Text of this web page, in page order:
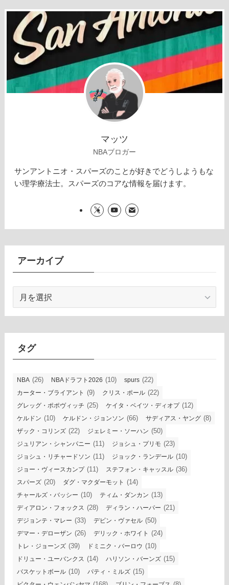
マッツ
NBAブロガー
サンアントニオ・スパーズのことが好きでどうしようもな
い理学療法士。スパーズのコアな情報を届けます。
アーカイブ
カ
タグ
NBA (26) NBAドラフト2026 (10) spurs (22)
カーター・ブライアント (9) クリス・ポール (22)
グレッグ・ポポヴィッチ (25) ケイタ・ベイツ・ディオプ(12)
ケルドン (10) ケルドン・ジョンソン (66) サディアス・ヤング (8)
ザック・コリンズ (22) ジェレミー・ソーハン (50)
ジュリアン・シャンパニー (11) ジョシュ・プリモ (23)
ジョシュ・リチャードソン (11) ジョック・ランデール (10)
ジョー・ヴィースカンプ(11) ステフォン・キャッスル (36)
スパーズ (20) ダグ・マクダーモット (14)
チャールズ・バッシー (10) ティム・ダンカン (13)
ディアロン・フォックス (28) ディラン・ハーパー (21)
デジョンテ・マレー (33) デビン・ヴァセル (50)
デマー・デローザン (26) デリック・ホワイト (24)
トレ・ジョーンズ (39) ドミニク・バーロウ (10)
ドリュー・ユーバンクス (14) ハリソン・バーンズ (15)
バスケットボール (10) パティ・ミルズ (15)